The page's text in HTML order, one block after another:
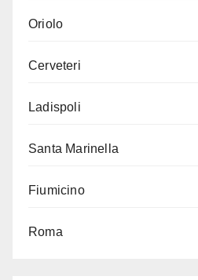
Oriolo
Cerveteri
Ladispoli
Santa Marinella
Fiumicino
Roma